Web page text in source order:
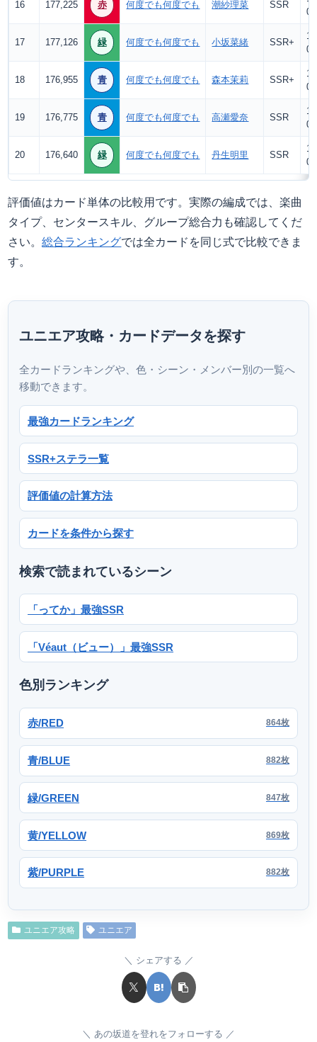
16 177,225 赤 何度でも何度でも 潮紗理菜 SSR
0
17 177,126 緑 何度でも何度でも 小坂菜緒 SSR+
0
18 176,955 青 何度でも何度でも 森本茉莉 SSR+
0
19 176,775 青 何度でも何度でも 高瀬愛奈 SSR
0
20 176,640 緑 何度でも何度でも 丹生明里 SSR
0
評価値はカード単体の比較用です。実際の編成では、楽曲
タイプ、センタースキル、グループ総合力も確認してくだ
さい。総合ランキングでは全カードを同じ式で比較できま
す。
ユニエア攻略・カードデータを探す
全カードランキングや、色・シーン・メンバー別の一覧へ
移動できます。
最強カードランキング
SSR+ステラ一覧
評価値の計算方法
カードを条件から探す
検索で読まれているシーン
「ってか」最強SSR
「Véaut（ビュー）」最強SSR
色別ランキング
赤/RED 864枚
青/BLUE 882枚
緑/GREEN 847枚
黄/YELLOW 869枚
紫/PURPLE 882枚
ユニエア攻略 ユニエア
シェアする
あの坂道を登れをフォローする